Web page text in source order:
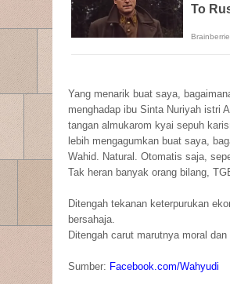
Yang menarik buat saya,
menghadap ibu Sinta Nuriyah istri
tangan almukarom kyai sepuh
lebih mengagumkan buat saya,
Wahid. Natural. Otomatis saja,
Tak heran banyak orang bilang,
Ditengah tekanan keterpurukan
bersahaja.
Ditengah carut marutnya moral
Sumber: Facebook.com/Wahyudi